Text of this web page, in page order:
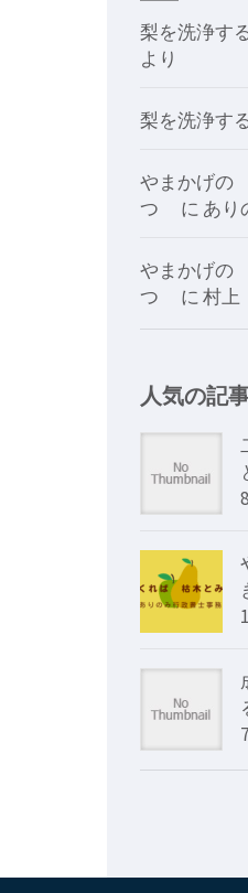
梨を洗浄す
より
梨を洗浄す
やまかげの
つゝ
に あり
やまかげの
つゝ
に村
人気の記